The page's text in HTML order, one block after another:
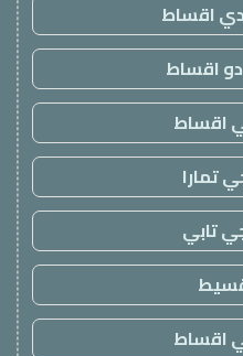
اقساط
اقساط
اقساط
تمارا
تابي
اقساط